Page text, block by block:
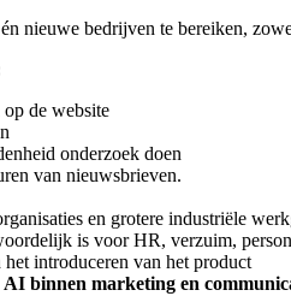
nieuwe bedrijven te bereiken,
de website
onderzoek doen
van nieuwsbrieven.
en grotere industriële
is voor HR, verzuim,
introduceren van het product
AI binnen marketing en